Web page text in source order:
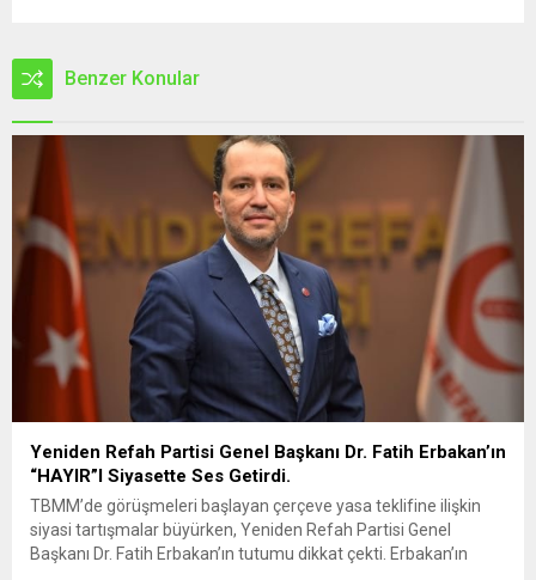
Benzer Konular
Yeniden Refah Partisi Genel Başkanı Dr. Fatih Erbakan’ın
“HAYIR”I Siyasette Ses Getirdi.
TBMM’de görüşmeleri başlayan çerçeve yasa teklifine ilişkin
siyasi tartışmalar büyürken, Yeniden Refah Partisi Genel
Başkanı Dr. Fatih Erbakan’ın tutumu dikkat çekti. Erbakan’ın